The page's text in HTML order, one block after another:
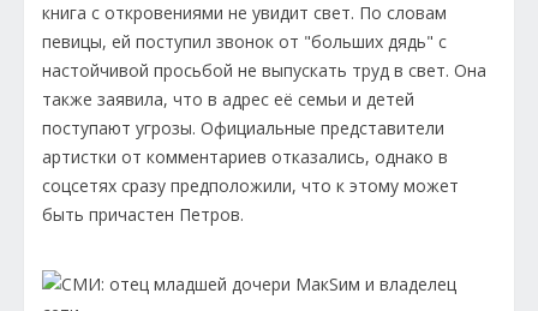
книга с откровениями не увидит свет. По словам
певицы, ей поступил звонок от "больших дядь" с
настойчивой просьбой не выпускать труд в свет. Она
также заявила, что в адрес её семьи и детей
поступают угрозы. Официальные представители
артистки от комментариев отказались, однако в
соцсетях сразу предположили, что к этому может
быть причастен Петров.